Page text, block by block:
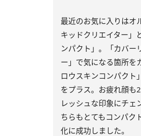
最近のお気に入りはオ
キッドクリエイター」
ンパクト」。「カバー
ー」で気になる箇所を
ロウスキンコンパクト
をプラス。お疲れ顔も
レッシュな印象にチ
ちらもとてもコンパク
化に成功しました。